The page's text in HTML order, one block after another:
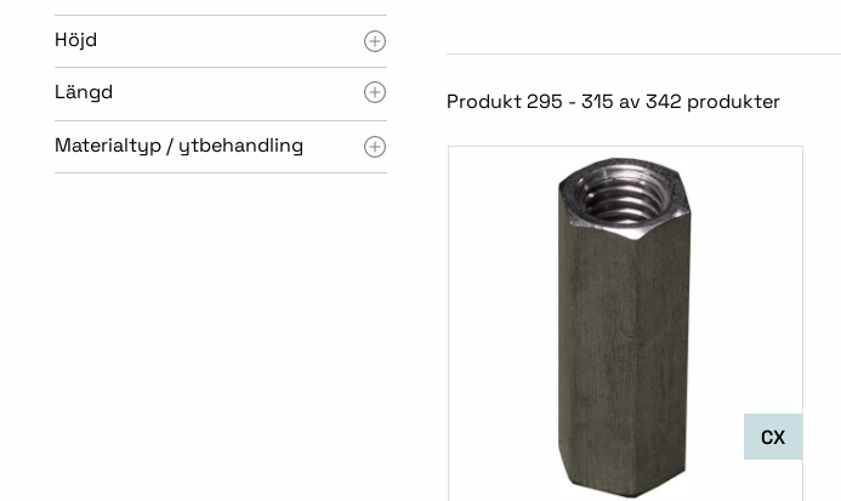
Höjd
Längd
Materialtyp / ytbehandling
Produkt 295 - 315 av 342 produkter
CX